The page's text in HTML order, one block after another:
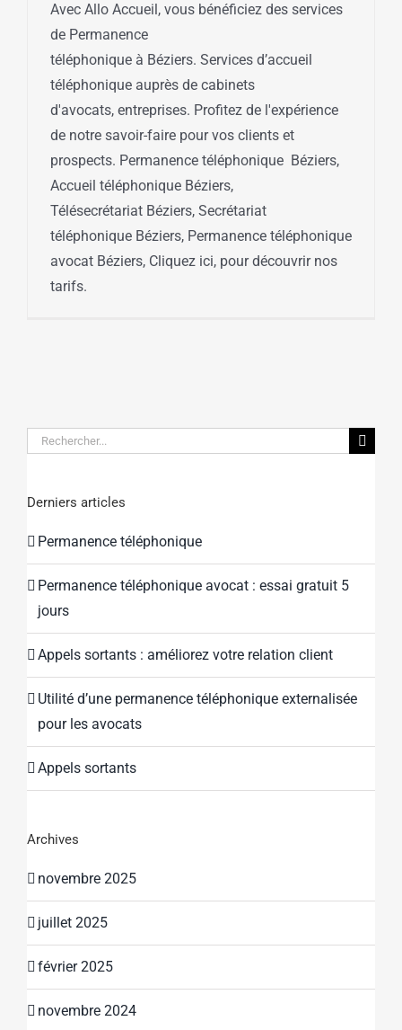
Avec Allo Accueil, vous bénéficiez des services
de Permanence
téléphonique à Béziers. Services d’accueil
téléphonique auprès de cabinets
d'avocats, entreprises. Profitez de l'expérience
de notre savoir-faire pour vos clients et
prospects. Permanence téléphonique Béziers,
Accueil téléphonique Béziers,
Télésecrétariat Béziers, Secrétariat
téléphonique Béziers, Permanence téléphonique
avocat Béziers, Cliquez ici, pour découvrir nos
tarifs.
Rechercher:
Derniers articles
Permanence téléphonique
Permanence téléphonique avocat : essai gratuit 5
jours
Appels sortants : améliorez votre relation client
Utilité d’une permanence téléphonique externalisée
pour les avocats
Appels sortants
Archives
novembre 2025
juillet 2025
février 2025
novembre 2024